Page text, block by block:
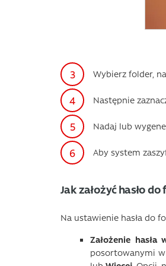
Wybierz folder,
Następnie
Nadaj lub
Aby system
Jak założyć hasło
Na ustawienie hasła do
Założenie
posortowanymi